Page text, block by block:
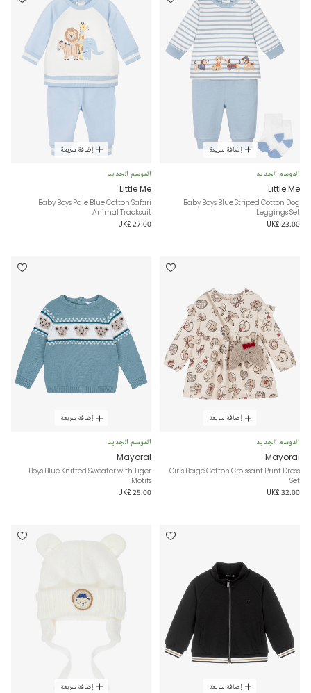
إضافة سريعة
الموسم الجديد
Little Me
Baby Boys Blue Striped Cotton Dog
Leggings Set
UK£ 23.00
إضافة سريعة
الموسم الجديد
Little Me
Baby Boys Pale Blue Cotton Safari
Animal Tracksuit
UK£ 27.00
إضافة سريعة
الموسم الجديد
Mayoral
Girls Beige Cotton Croissant Print Dress
Set
UK£ 32.00
إضافة سريعة
الموسم الجديد
Mayoral
Boys Blue Knitted Sweater with Tiger
Motifs
UK£ 25.00
إضافة سريعة إضافة سريعة